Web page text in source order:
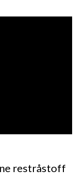
restråstoff